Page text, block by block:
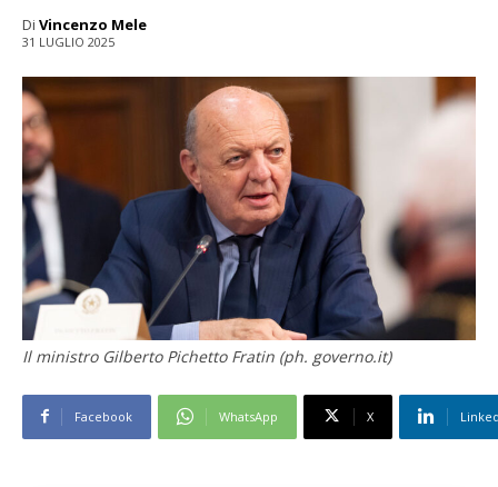
Di Vincenzo Mele
31 LUGLIO 2025
Il ministro Gilberto Pichetto Fratin (ph. governo.it)
Facebook WhatsApp X